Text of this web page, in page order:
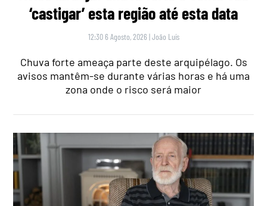
‘castigar’ esta região até esta data
12:30 6 Agosto, 2026 |João Luís
Chuva forte ameaça parte deste arquipélago. Os
avisos mantêm-se durante várias horas e há uma
zona onde o risco será maior